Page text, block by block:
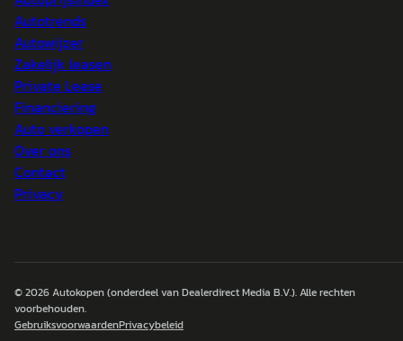
Autotrends
Autowijzer
Zakelijk leasen
Private Lease
Financiering
Auto verkopen
Over ons
Contact
Privacy
© 2026Autokopen(onderdeel van Dealerdirect Media B.V.). Alle rechten
voorbehouden.
GebruiksvoorwaardenPrivacybeleid